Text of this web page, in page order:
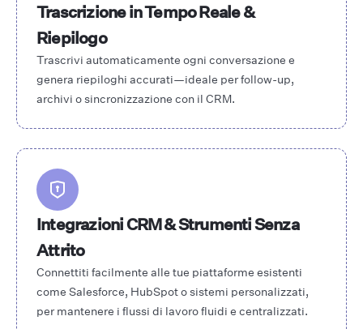
Trascrizione in Tempo Reale &
Riepilogo
Trascrivi automaticamente ogni conversazione e
genera riepiloghi accurati—ideale per follow-up,
archivi o sincronizzazione con il CRM.
Integrazioni CRM & Strumenti Senza
Attrito
Connettiti facilmente alle tue piattaforme esistenti
come Salesforce, HubSpot o sistemi personalizzati,
per mantenere i flussi di lavoro fluidi e centralizzati.